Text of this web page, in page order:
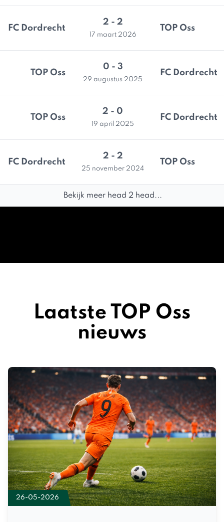
FC Dordrecht
2 - 2
17 maart 2026
TOP Oss
TOP Oss
0 - 3
29 augustus 2025
FC Dordrecht
TOP Oss
2 - 0
19 april 2025
FC Dordrecht
FC Dordrecht
2 - 2
25 november 2024
TOP Oss
Bekijk meer head 2 head...
Laatste TOP Oss
nieuws
26-05-2026